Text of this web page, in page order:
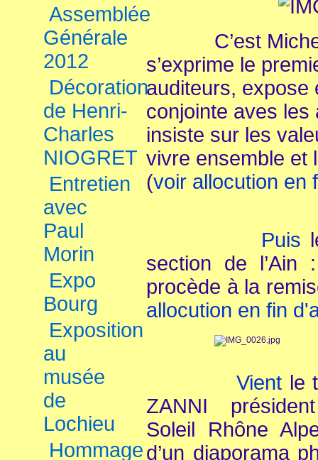
Assemblée
Générale
2012
Décoration
de Henri-
Charles
NIOGRET
Entretien
avec
Paul
Morin
Expo
Bourg
Exposition
au
musée
de
Lochieu
Hommage
C’est Michel
s’exprime le
auditeurs, expose
conjointe aves les
insiste sur les
vivre ensemble et
(voir allocution en
Puis
section de l’Ain
procède à la
allocution en fin
Vient le
ZANNI
Soleil Rhône
d’un diaporama